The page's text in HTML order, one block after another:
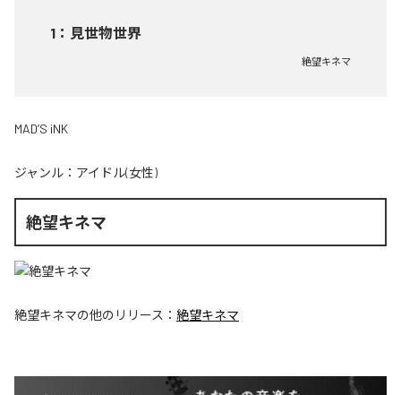
1 ： 見世物世界
絶望キネマ
MAD’S iNK
ジャンル： アイドル(女性)
絶望キネマ
絶望キネマの他のリリース： 絶望キネマ